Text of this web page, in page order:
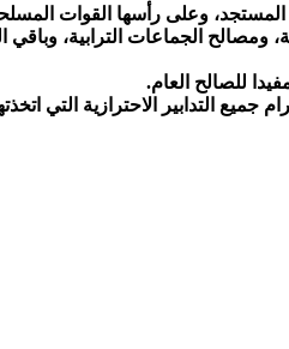
وعلى رأسها القوات
الجماعات الترابية، وباقي
للصالح العام.
جميع التدابير الاحترازية التي